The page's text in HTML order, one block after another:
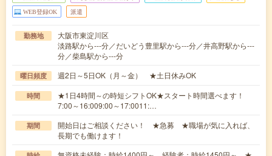
WEB登録OK 派遣
勤務地
大阪市東淀川区
淡路駅から---分／だいどう豊里駅から---分／井高野駅から---
分／柴島駅から---分
曜日頻度 週2日～5日OK（月～金） ★土日休みOK
時間
★1日4時間～の時短シフトOK★スタート時間選べます！
7:00～16:009:00～17:0011:…
期間
開始日はご相談ください！ ★急募 ★職場が気に入れば、
長期でも働けます！